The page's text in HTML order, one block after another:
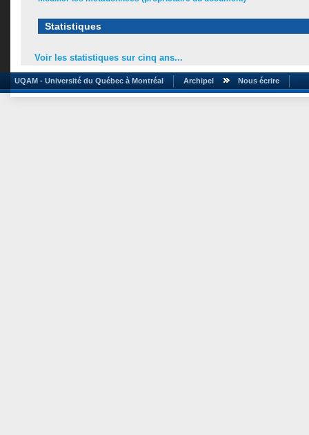
Statistiques
Voir les statistiques sur cinq ans...
UQAM - Université du Québec à Montréal Archipel Nous écrire